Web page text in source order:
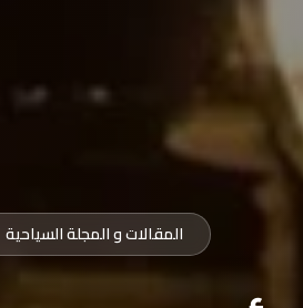
المقالات و المجلة السياحية